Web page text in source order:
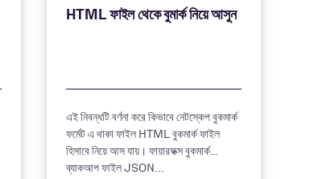
HTML ফাইল থেকে বুমার্ক নিয়ে আসুন
এই নিবন্ধটি বর্ণনা করে কিভাবে নেটস্কেপ বুকমার্ক
ফর্মেট এ থাকা ফাইল HTML বুকমার্ক ফাইল
হিসাবে নিয়ে আস যায়। ফায়ারফক্স বুকমার্ক
ব্যাকআপ ফাইল JSON...